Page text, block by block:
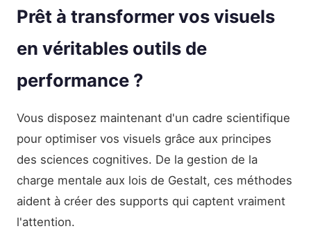
Prêt à transformer vos visuels
en véritables outils de
performance ?
Vous disposez maintenant d'un cadre scientifique
pour optimiser vos visuels grâce aux principes
des sciences cognitives. De la gestion de la
charge mentale aux lois de Gestalt, ces méthodes
aident à créer des supports qui captent vraiment
l'attention.